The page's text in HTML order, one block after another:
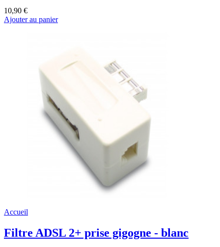
10,90 €
Ajouter au panier
Accueil
Filtre ADSL 2+ prise gigogne - blanc